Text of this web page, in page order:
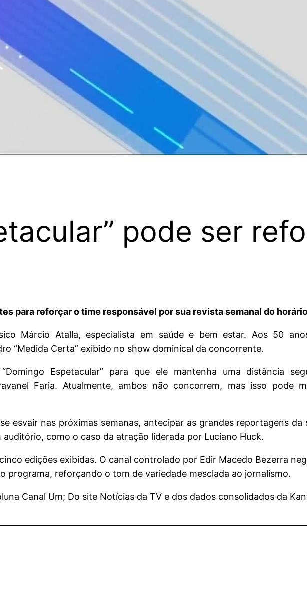
pode ser
para reforçar o time responsável por sua revista semanal do
Márcio Atalla, especialista em saúde e bem estar. Aos 50
“Medida Certa” exibido no show dominical da concorrente.
Espetacular” para que ele mantenha uma distância
Faria. Atualmente, ambos não concorrem, mas isso pode
esvair nas próximas semanas, antecipar as grandes reportagens da
como o caso da atração liderada por Luciano Huck.
edições exibidas. O canal controlado por Edir Macedo Bezerra
programa, reforçando o tom de variedade mesclada ao jornalismo.
Canal Um; Do site Notícias da TV e dos dados consolidados da